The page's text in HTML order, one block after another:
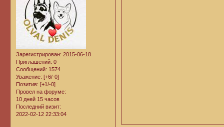
Зарегистрирован: 2015-06-18
Приглашений: 0
Сообщений: 1574
Уважение: [+6/-0]
Позитив: [+1/-0]
Провел на форуме:
10 дней 15 часов
Последний визит:
2022-02-12 22:33:04